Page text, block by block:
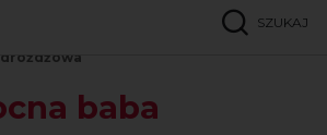
SZUKAJ
baba